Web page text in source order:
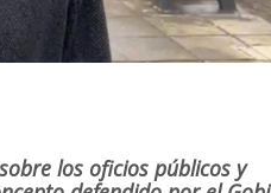
los oficios públicos y